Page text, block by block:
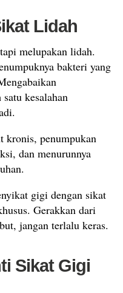
Lidah
melupakan lidah.
bakteri yang
kesalahan
kronis, penumpukan
dan menurunnya
gigi dengan sikat
Gerakkan dari
jangan terlalu keras.
Sikat Gigi